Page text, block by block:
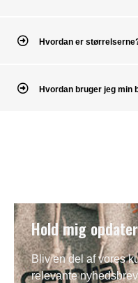
Hvordan er
Hvordan bruger jeg min
Hold mig
Bliv en del af vores
relevante